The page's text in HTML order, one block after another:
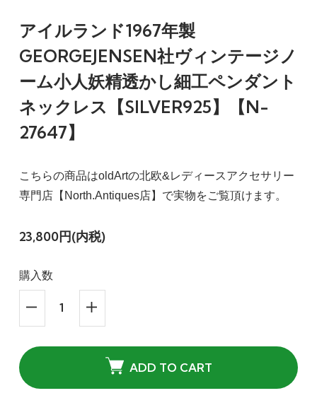
アイルランド1967年製
GEORGEJENSEN社ヴィンテージノ
ーム小人妖精透かし細工ペンダント
ネックレス【SILVER925】【N-
27647】
こちらの商品はoldArtの北欧&レディースアクセサリー
専門店【North.Antiques店】で実物をご覧頂けます。
23,800円(内税)
購入数
ADD TO CART